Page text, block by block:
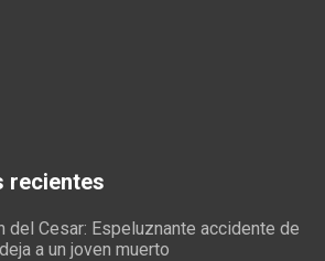
recientes
del Cesar: Espeluznante accidente de
a un joven muerto